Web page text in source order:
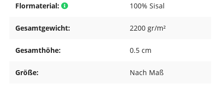
Flormaterial: 100% Sisal
Gesamtgewicht: 2200 gr/m²
Gesamthöhe: 0.5 cm
Größe: Nach Maß